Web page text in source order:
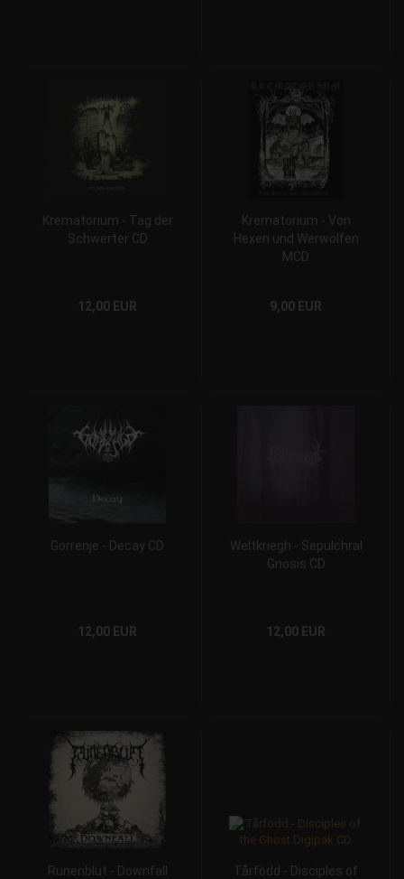
Krematorium - Tag der
Schwerter CD
12,00 EUR
Krematorium - Von
Hexen und Werwölfen
MCD
9,00 EUR
Gorrenje - Decay CD
12,00 EUR
Weltkriegh - Sepulchral
Gnosis CD
12,00 EUR
Runenblut - Downfall
Tårfödd - Disciples of